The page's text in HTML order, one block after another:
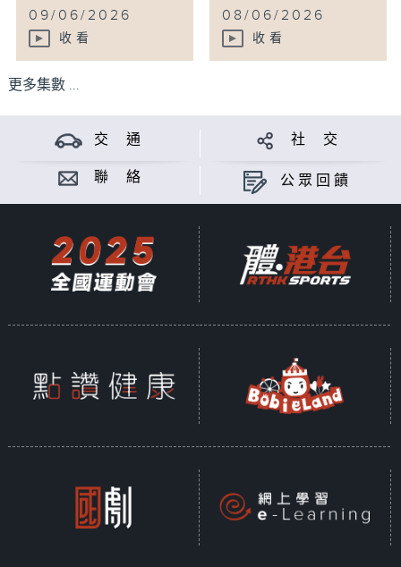
09/06/2026
收看
08/06/2026
收看
更多集數 ...
交 通 社 交
聯 絡 公眾回饋